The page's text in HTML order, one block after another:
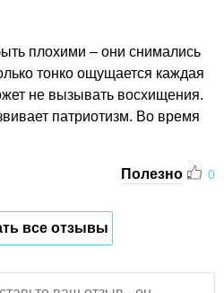
плохими – они снимались
тонко ощущается каждая
не вызывать восхищения.
патриотизм. Во время
Полезно 0
все отзывы